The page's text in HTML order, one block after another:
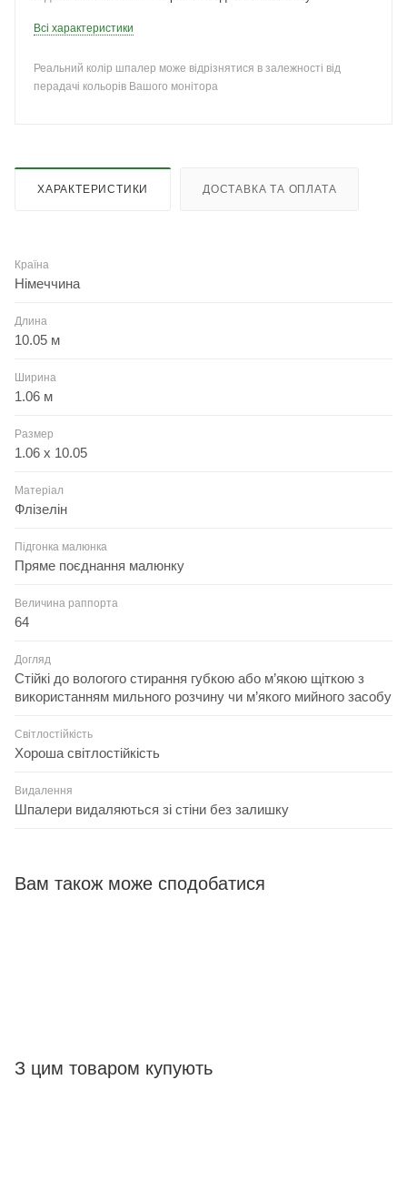
Всі характеристики
Реальний колір шпалер може відрізнятися в залежності від
перадачі кольорів Вашого монітора
ХАРАКТЕРИСТИКИ ДОСТАВКА ТА ОПЛАТА
Країна
Німеччина
Длина
10.05 м
Ширина
1.06 м
Размер
1.06 x 10.05
Матеріал
Флізелін
Підгонка малюнка
Пряме поєднання малюнку
Величина раппорта
64
Догляд
Стійкі до вологого стирання губкою або м’якою щіткою з
використанням мильного розчину чи м’якого мийного засобу
Світлостійкість
Хороша світлостійкість
Видалення
Шпалери видаляються зі стіни без залишку
Вам також може сподобатися
З цим товаром купують